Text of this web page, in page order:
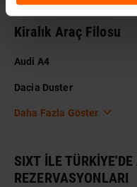
Kiralık Araç Filosu
Audi A4
Dacia Duster
Daha Fazla Göster
SIXT İLE
REZERVASYONLARI